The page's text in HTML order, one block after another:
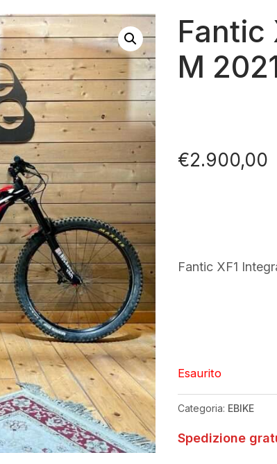
Fantic
M
€2.900,00
Fantic XF1
Esaurito
Categoria: EBIKE
Spedizione